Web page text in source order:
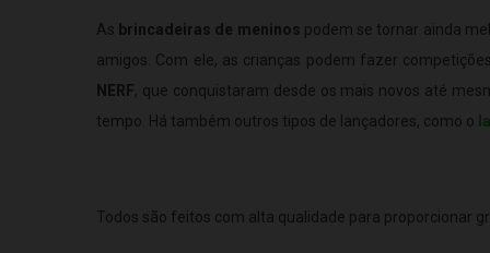
As brincadeiras de meninos podem se tornar ainda
amigos. Com ele, as crianças podem fazer
NERF, que conquistaram desde os mais novos até
tempo. Há também outros tipos de lançadores, como o
Todos são feitos com alta qualidade para proporcionar